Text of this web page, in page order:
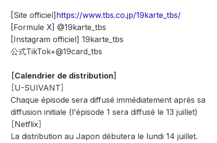
[Site officiel] https://www.tbs.co.jp/19karte_tbs/
[Formule X] @19karte_tbs
[Instagram officiel] 19karte_tbs
公式TikTok+@19card_tbs
［Calendrier de distribution］
［U-SUIVANT］
Chaque épisode sera diffusé immédiatement après sa
diffusion initiale (l'épisode 1 sera diffusé le 13 juillet)
［Netflix］
La distribution au Japon débutera le lundi 14 juillet.